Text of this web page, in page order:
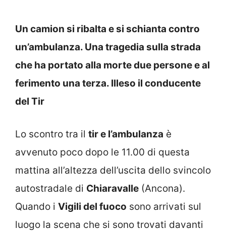
Un camion si ribalta e si schianta contro
un’ambulanza. Una tragedia sulla strada
che ha portato alla morte due persone e al
ferimento una terza. Illeso il conducente
del Tir
Lo scontro tra il tir e l’ambulanza è
avvenuto poco dopo le 11.00 di questa
mattina all’altezza dell’uscita dello svincolo
autostradale di Chiaravalle (Ancona).
Quando i Vigili del fuoco sono arrivati sul
luogo la scena che si sono trovati davanti